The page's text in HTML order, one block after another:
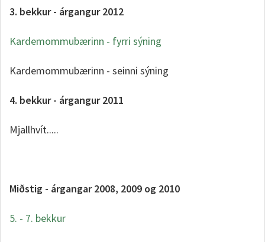
3. bekkur - árgangur 2012
Kardemommubærinn - fyrri sýning
Kardemommubærinn - seinni sýning
4. bekkur - árgangur 2011
Mjallhvít.....
Miðstig - árgangar 2008, 2009 og 2010
5. - 7. bekkur